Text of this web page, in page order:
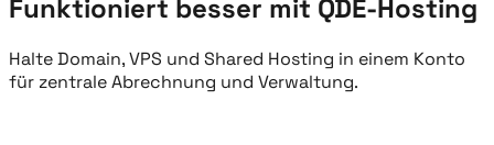
Funktioniert besser mit QDE-Hosting
Halte Domain, VPS und Shared Hosting in einem Konto
für zentrale Abrechnung und Verwaltung.